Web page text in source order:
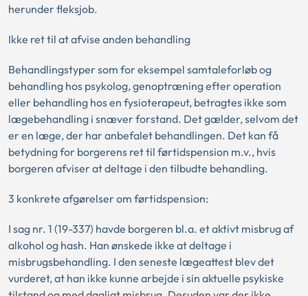
herunder fleksjob.
Ikke ret til at afvise anden behandling
Behandlingstyper som for eksempel samtaleforløb og
behandling hos psykolog, genoptræning efter operation
eller behandling hos en fysioterapeut, betragtes ikke som
lægebehandling i snæver forstand. Det gælder, selvom det
er en læge, der har anbefalet behandlingen. Det kan få
betydning for borgerens ret til førtidspension m.v., hvis
borgeren afviser at deltage i den tilbudte behandling.
3 konkrete afgørelser om førtidspension:
I sag nr. 1 (19-337) havde borgeren bl.a. et aktivt misbrug af
alkohol og hash. Han ønskede ikke at deltage i
misbrugsbehandling. I den seneste lægeattest blev det
vurderet, at han ikke kunne arbejde i sin aktuelle psykiske